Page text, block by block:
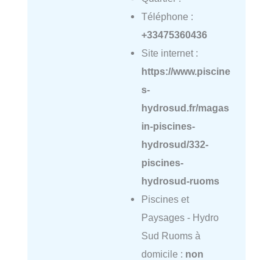
Téléphone :
+33475360436
Site internet :
https://www.piscine
s-
hydrosud.fr/magas
in-piscines-
hydrosud/332-
piscines-
hydrosud-ruoms
Piscines et
Paysages - Hydro
Sud Ruoms à
domicile : non